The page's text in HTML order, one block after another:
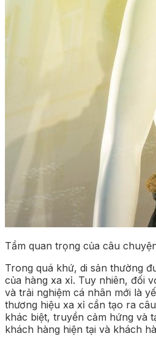
Tầm quan trọng của câu
Trong quá khứ, di sản thường
của hàng xa xỉ. Tuy nhiên, đối
và trải nghiệm cá nhân mới là
thương hiệu xa xỉ cần tạo ra
khác biệt, truyền cảm hứng và
khách hàng hiện tại và khách